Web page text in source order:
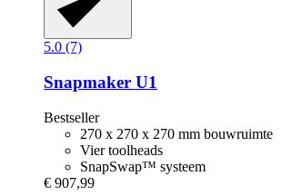
5.0 (7)
Snapmaker U1
Bestseller
270 x 270 x 270 mm bouwruimte
Vier toolheads
SnapSwap™ systeem
€ 907,99